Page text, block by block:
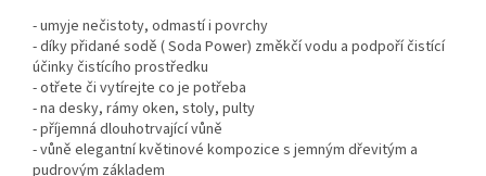
- umyje nečistoty, odmastí i povrchy
- díky přidané sodě ( Soda Power) změkčí vodu a podpoří čistící
účinky čistícího prostředku
- otřete či vytírejte co je potřeba
- na desky, rámy oken, stoly, pulty
- příjemná dlouhotrvající vůně
- vůně elegantní květinové kompozice s jemným dřevitým a
pudrovým základem